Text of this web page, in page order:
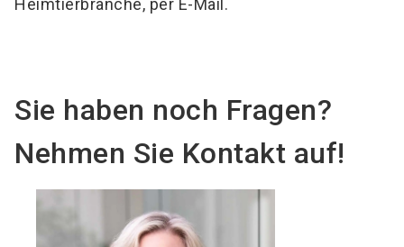
Heimtierbranche, per E-Mail.
Sie haben noch Fragen?
Nehmen Sie Kontakt auf!